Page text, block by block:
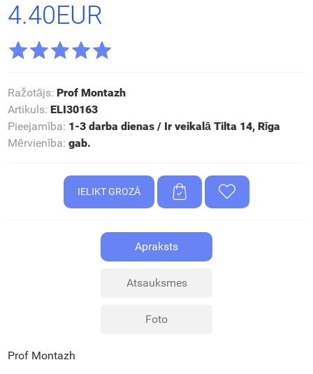
4.40EUR
Ražotājs: Prof Montazh
Artikuls: ELI30163
Pieejamība: 1-3 darba dienas / Ir veikalā Tilta 14, Rīga
Mērvienība: gab.
Apraksts
Atsauksmes
Foto
Prof Montazh